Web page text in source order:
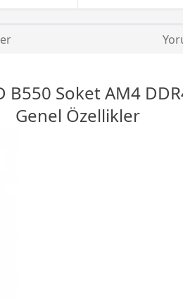
B550 Soket AM4
Genel Özellikler